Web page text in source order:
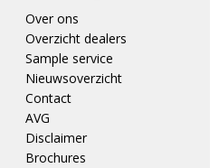
Over ons
Overzicht dealers
Sample service
Nieuwsoverzicht
Contact
AVG
Disclaimer
Brochures